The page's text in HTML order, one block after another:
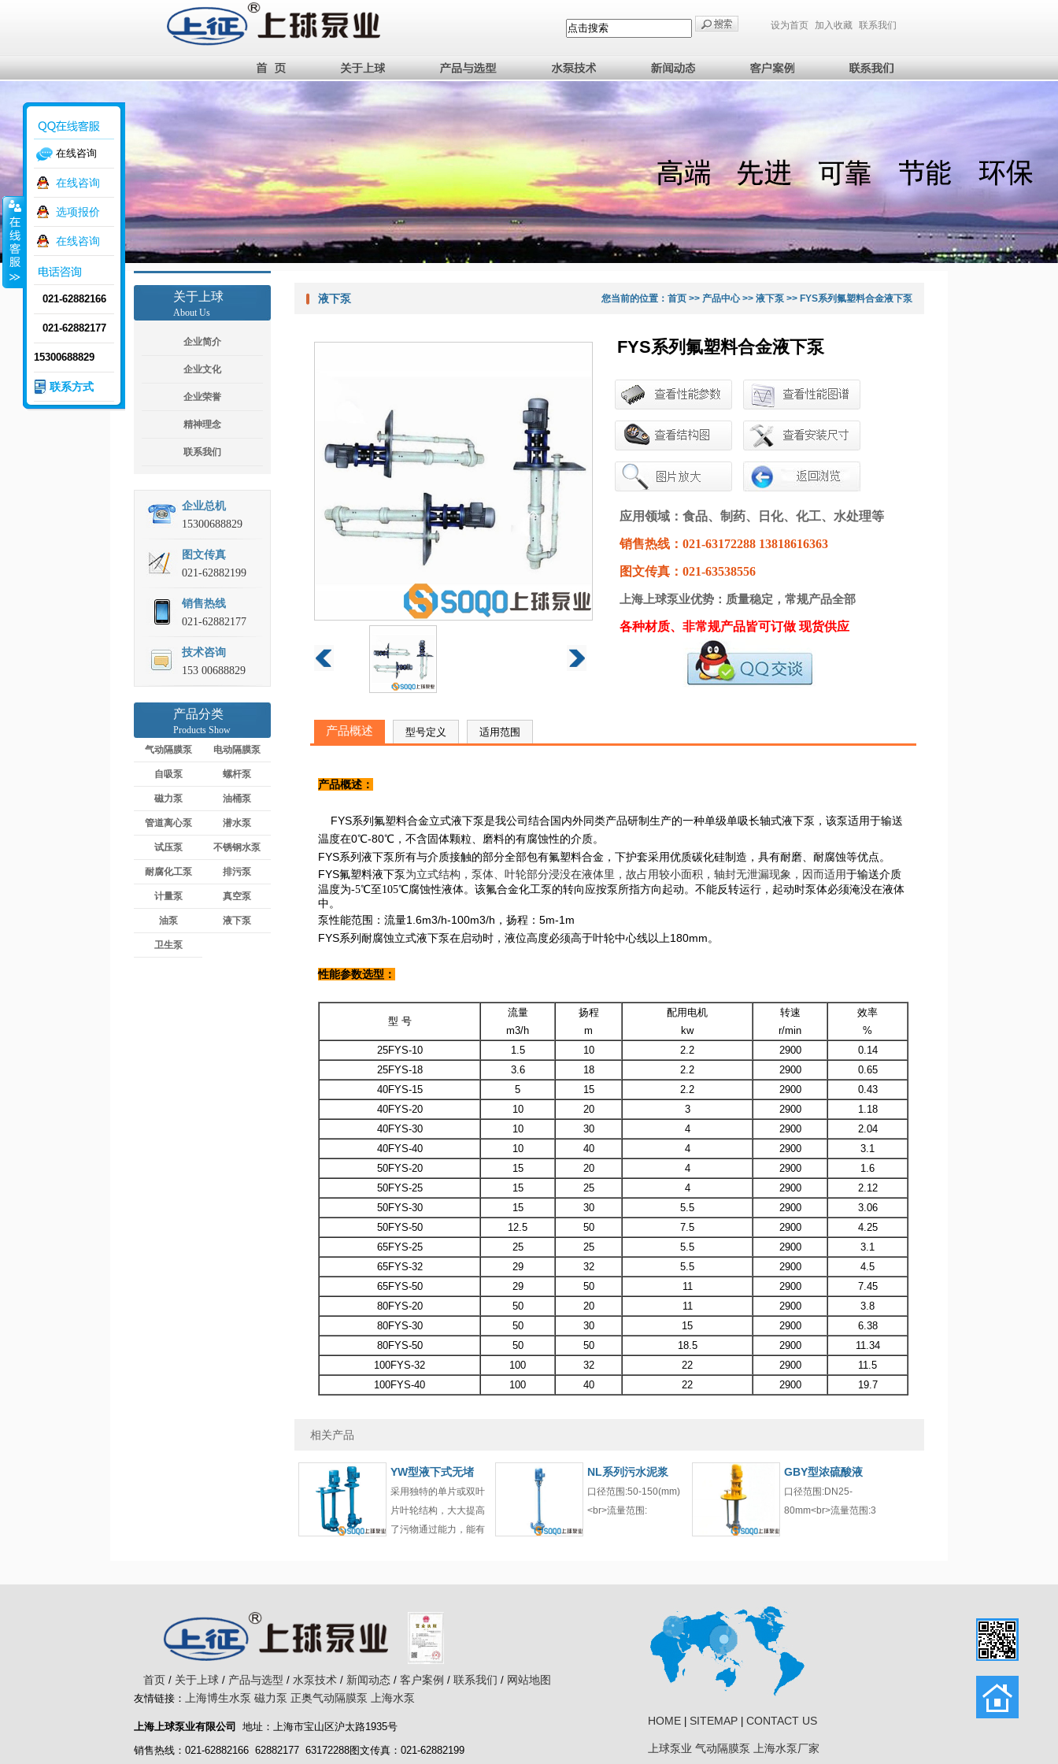
设为首页 加入收藏 联系我们
关于上球
About Us
企业简介
企业文化
企业荣誉
精神理念
联系我们
企业总机
15300688829
图文传真
021-62882199
销售热线
021-62882177
技术咨询
153 00688829
产品分类
Products Show
气动隔膜泵
电动隔膜泵
自吸泵 螺杆泵
磁力泵 油桶泵
管道离心泵 潜水泵
试压泵 不锈钢水泵
耐腐化工泵 排污泵
计量泵 真空泵
油泵 液下泵
卫生泵
您当前的位置： 首页 >> 产品中心>> 液下泵 >> FYS系列氟塑料合金液下泵
液下泵
FYS系列氟塑料合金液下泵
应用领域：食品、制药、日化、化工、水处理等
销售热线：021-63172288 13818616363
图文传真：021-63538556
上海上球泵业优势：质量稳定，常规产品全部
各种材质、非常规产品皆可订做 现货供应
产品概述 型号定义 适用范围
产品概述：
FYS系列氟塑料合金立式液下泵是我公司结合国内外同类产品研制生产的一种单级单吸长轴式液下泵，该泵适用于输送
温度在0℃-80℃，不含固体颗粒、磨料的有腐蚀性的介质。
FYS系列液下泵所有与介质接触的部分全部包有氟塑料合金，下护套采用优质碳化硅制造，具有耐磨、耐腐蚀等优点。
FYS氟塑料液下泵为立式结构，泵体、叶轮部分浸没在液体里，故占用较小面积，轴封无泄漏现象，因而适用于输送介质
温度为-5℃至105℃腐蚀性液体。该氟合金化工泵的转向应按泵所指方向起动。不能反转运行，起动时泵体必须淹没在液体
中。
泵性能范围：流量1.6m3/h-100m3/h，扬程：5m-1m
FYS系列耐腐蚀立式液下泵在启动时，液位高度必须高于叶轮中心线以上180mm。
性能参数选型：
型 号
流量
m3/h
扬程
m
配用电机
kw
转速
r/min
效率
%
25FYS-10
1.5 10 2.2 2900
0.14
25FYS-18
3.6 18 2.2 2900
0.65
40FYS-15
5 15 2.2 2900
0.43
40FYS-20
10 20 3 2900
1.18
40FYS-30
10 30 4 2900
2.04
40FYS-40
10 40 4 2900
3.1
50FYS-20
15 20 4 2900
1.6
50FYS-25
15 25 4 2900
2.12
50FYS-30
15 30 5.5 2900
3.06
50FYS-50
12.5 50 7.5 2900
4.25
65FYS-25
25 25 5.5 2900
3.1
65FYS-32
29 32 5.5 2900
4.5
65FYS-50
29 50 11 2900
7.45
80FYS-20
50 20 11 2900
3.8
80FYS-30
50 30 15 2900
6.38
80FYS-50
50 50 18.5 2900
11.34
100FYS-32
100 32 22 2900
11.5
100FYS-40
100 40 22 2900 19.7
相关产品
YW型液下式无堵
采用独特的单片或双叶
片叶轮结构，大大提高
了污物通过能力，能有
NL系列污水泥浆
口径范围:50-150(mm)
<br>流量范围:
GBY型浓硫酸液
口径范围:DN25-
80mm<br>流量范围:3
首页 / 关于上球 / 产品与选型 / 水泵技术 / 新闻动态 / 客户案例 / 联系我们 / 网站地图
友情链接： 上海博生水泵 磁力泵 正奥气动隔膜泵 上海水泵
上海上球泵业有限公司
地址：上海市宝山区沪太路1935号
销售热线：021-62882166 62882177 63172288图文传真：021-62882199
HOME SITEMAP CONTACT US
上球泵业 气动隔膜泵 上海水泵厂家
在线咨询
在线咨询
选项报价
在线咨询
021-62882166
021-62882177
15300688829
联系方式